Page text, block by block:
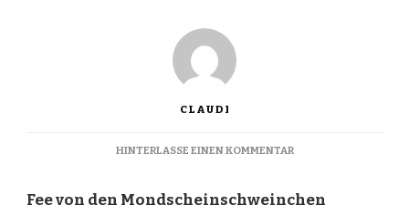
CLAUDI
HINTERLASSE EINEN KOMMENTARZU
Fee von den Mondscheinschweinchen